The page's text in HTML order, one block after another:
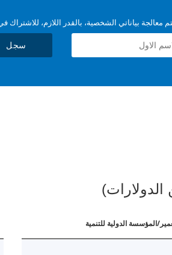
بياناتي الشخصية، بالقدر اللازم، للاشتراك
سجل
الدولارات)
المؤسسة الدولية للتنمية